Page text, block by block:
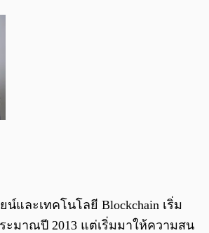
และเทคโนโลยี Blockchain เริ่ม
ะมาณปี 2013 แต่เริ่มมาให้ความสน